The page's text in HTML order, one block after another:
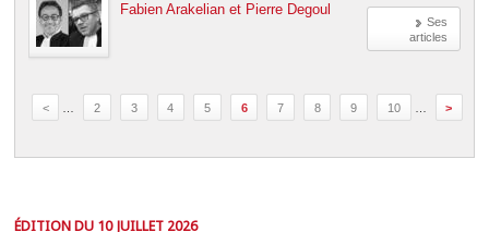
Ses
articles
Fabien Arakelian et Pierre Degoul
< 2 3 4 5 6 7 8 9 10 >
ÉDITION DU 10 JUILLET 2026